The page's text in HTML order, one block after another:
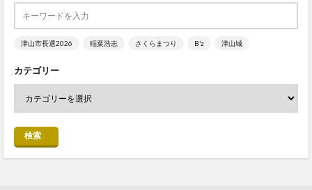
津山市長選2026 稲葉浩志 さくらまつり B’z 津山城
カテゴリー
検索